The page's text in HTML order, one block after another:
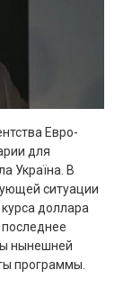
Евро-
для
Україна. В
ситуации
доллара
нынешней
программы.